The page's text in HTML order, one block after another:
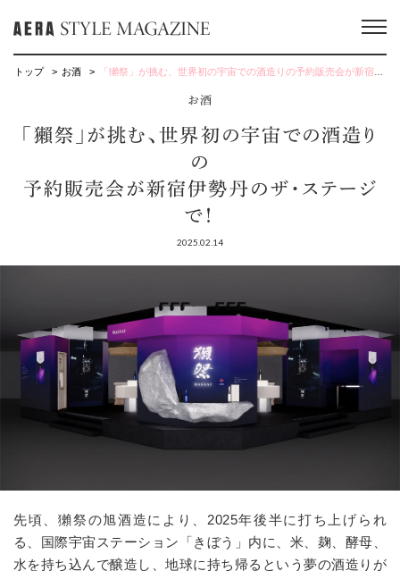
トップ お酒 「獺祭」が挑む、世界初の宇宙での酒造りの予約販売会が新宿伊勢丹のザ・ステージで！
お酒
「獺祭」が挑む、世界初の宇宙での酒造り
の
予約販売会が新宿伊勢丹のザ・ステージ
で！
2025.02.14
先頃、獺祭の旭酒造により、 2025年後半に打ち上げられ
る、国際宇宙ステーション「きぼう」内に、米、麹、酵母、
水を持ち込んで醸造し、地球に持ち帰るという夢の酒造りが